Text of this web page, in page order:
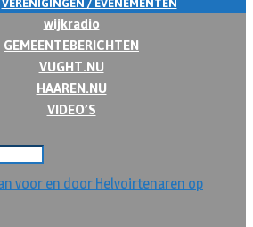
wijkradio
GEMEENTEBERICHTEN
VUGHT.NU
HAAREN.NU
VIDEO’S